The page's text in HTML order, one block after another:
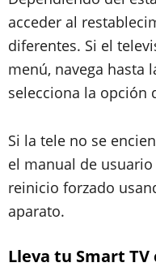
acceder al
diferentes. Si el
menú, navega hasta
selecciona la opción
Si la tele no se
el manual de
reinicio forzado
aparato.
Lleva tu Smart